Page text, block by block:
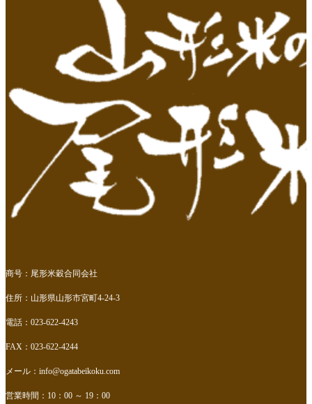
商号：尾形米穀合同会社
住所：山形県山形市宮町4-24-3
電話：023-622-4243
FAX：023-622-4244
メール： info@ogatabeikoku.com
営業時間：10：00 ～ 19：00